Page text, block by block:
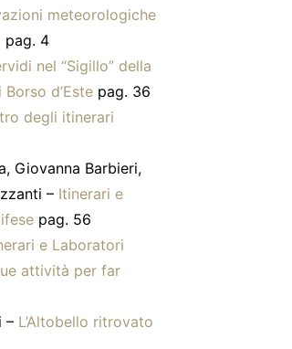
meteorologiche
pag. 4
nel “Sigillo” della
d’Este pag. 36
degli itinerari
Giovanna Barbieri,
– Itinerari e
pag. 56
e Laboratori
attività per far
– L’Altobello ritrovato